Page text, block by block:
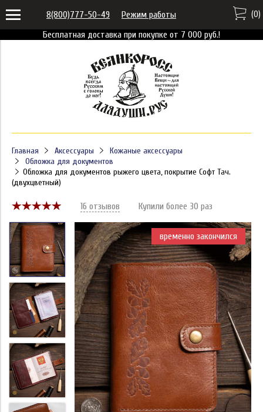
Бесплатная доставка при покупке от 7 000 руб.!
8(800)777-50-49 Режим работы (0)
Главная Аксессуары
Кожаные аксессуары
Обложка для документов
Обложка для документов рыжего цвета, покрытие Софт Тач.
(двухцветный)
16 отзывов Купили более 30 раз
временно закончился